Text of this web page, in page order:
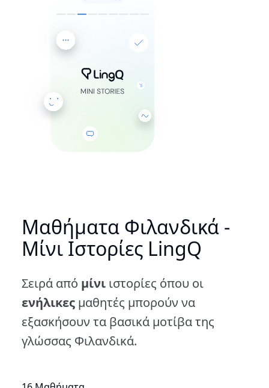
Μαθήματα Φιλανδικά -
Μίνι Ιστορίες LingQ
Σειρά από μίνι ιστορίες όπου οι
ενήλικες μαθητές μπορούν να
εξασκήσουν τα βασικά μοτίβα της
γλώσσας Φιλανδικά.